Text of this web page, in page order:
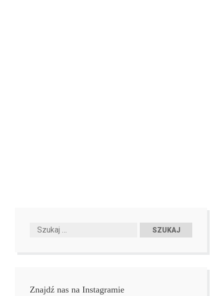
Znajdź nas na Instagramie